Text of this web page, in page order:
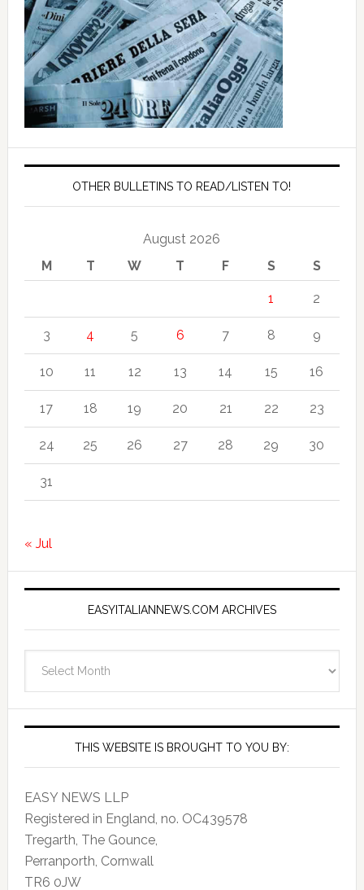
OTHER BULLETINS TO READ/LISTEN TO!
August 2026
M
T W T F S S
1 2
3 4 5 6 7 8 9
10 11 12 13 14 15 16
17 18 19 20 21 22 23
24 25 26 27 28 29 30
31
« Jul
EASYITALIANNEWS.COM ARCHIVES
Archives
THIS WEBSITE IS BROUGHT TO YOU BY:
EASY NEWS LLP
Registered in England, no. OC439578
Tregarth, The Gounce,
Perranporth, Cornwall
TR6 0JW